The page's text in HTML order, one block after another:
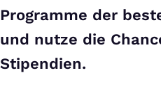
Programme der
und nutze die
Stipendien.